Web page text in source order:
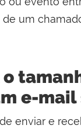
de um
e-
enviar e